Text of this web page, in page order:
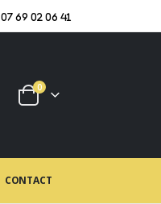
07 69 02 06 41
0
CONTACT